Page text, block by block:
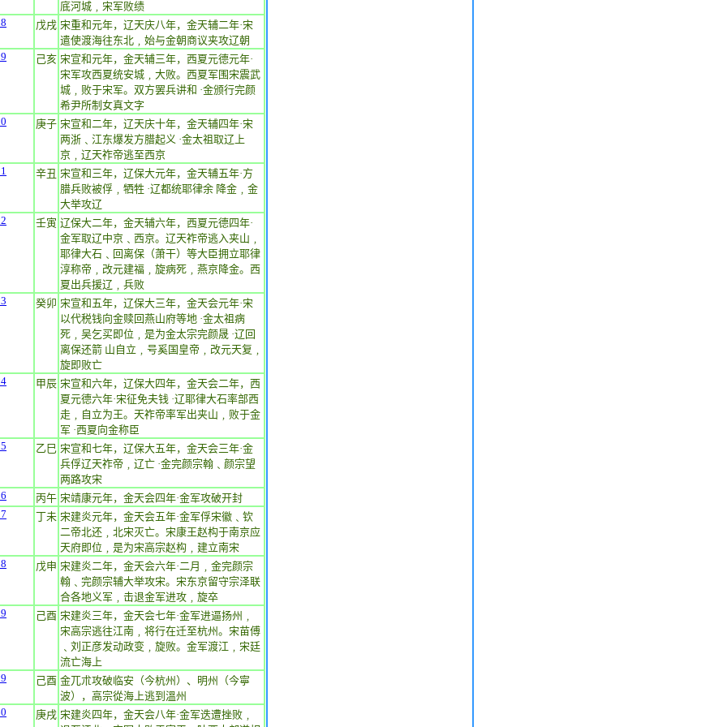
底河城﹐宋军败绩
戊戌 宋重和元年，辽天庆八年，金天辅二年·宋
遣使渡海往东北﹐始与金朝商议夹攻辽朝
己亥 宋宣和元年，金天辅三年，西夏元德元年·
宋军攻西夏统安城﹐大败。西夏军围宋震武
城﹐败于宋军。双方罢兵讲和 ·金颁行完颜
希尹所制女真文字
庚子 宋宣和二年，辽天庆十年，金天辅四年·宋
两浙﹑江东爆发方腊起义 ·金太祖取辽上
京﹐辽天祚帝逃至西京
辛丑 宋宣和三年，辽保大元年，金天辅五年·方
腊兵败被俘﹐牺牲 ·辽都统耶律余 降金﹐金
大举攻辽
壬寅 辽保大二年，金天辅六年，西夏元德四年·
金军取辽中京﹑西京。辽天祚帝逃入夹山﹐
耶律大石﹑回离保（萧干）等大臣拥立耶律
淳称帝﹐改元建福﹐旋病死﹐燕京降金。西
夏出兵援辽﹐兵败
癸卯 宋宣和五年，辽保大三年，金天会元年·宋
以代税钱向金赎回燕山府等地 ·金太祖病
死﹐吴乞买即位﹐是为金太宗完颜晟 ·辽回
离保还箭 山自立﹐号奚国皇帝﹐改元天复﹐
旋即败亡
甲辰 宋宣和六年，辽保大四年，金天会二年，西
夏元德六年·宋征免夫钱 ·辽耶律大石率部西
走﹐自立为王。天祚帝率军出夹山﹐败于金
军 ·西夏向金称臣
乙巳 宋宣和七年，辽保大五年，金天会三年·金
兵俘辽天祚帝﹐辽亡 ·金完颜宗翰﹑颜宗望
两路攻宋
丙午 宋靖康元年，金天会四年·金军攻破开封
丁未 宋建炎元年，金天会五年·金军俘宋徽﹑钦
二帝北还﹐北宋灭亡。宋康王赵构于南京应
天府即位﹐是为宋高宗赵构﹐建立南宋
戊申 宋建炎二年，金天会六年·二月﹐金完颜宗
翰﹑完颜宗辅大举攻宋。宋东京留守宗泽联
合各地义军﹐击退金军进攻﹐旋卒
己酉 宋建炎三年，金天会七年·金军进逼扬州﹐
宋高宗逃往江南﹐将行在迁至杭州。宋苗傅
﹑刘正彦发动政变﹐旋败。金军渡江﹐宋廷
流亡海上
己酉 金兀朮攻破临安（今杭州）、明州（今寧
波），高宗從海上逃到溫州
庚戌 宋建炎四年，金天会八年·金军迭遭挫败﹐